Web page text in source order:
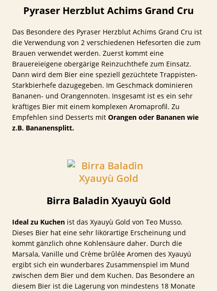
Pyraser Herzblut Achims Grand Cru
Das Besondere des Pyraser Herzblut Achims Grand Cru ist
die Verwendung von 2 verschiedenen Hefesorten die zum
Brauen verwendet werden. Zuerst kommt eine
Brauereieigene obergärige Reinzuchthefe zum Einsatz.
Dann wird dem Bier eine speziell gezüchtete Trappisten-
Starkbierhefe dazugegeben. Im Geschmack dominieren
Bananen- und Orangennoten. Insgesamt ist es ein sehr
kräftiges Bier mit einem komplexen Aromaprofil. Zu
Empfehlen sind Desserts mit Orangen oder Bananen wie
z.B. Bananensplitt.
Birra Baladin Xyauyù Gold
Ideal zu Kuchen ist das Xyauyù Gold von Teo Musso.
Dieses Bier hat eine sehr likörartige Erscheinung und
kommt gänzlich ohne Kohlensäure daher. Durch die
Marsala, Vanille und Crème brûlée Aromen des Xyauyú
ergibt sich ein wunderbares Zusammenspiel im Mund
zwischen dem Bier und dem Kuchen. Das Besondere an
diesem Bier ist die Lagerung von mindestens 18 Monate